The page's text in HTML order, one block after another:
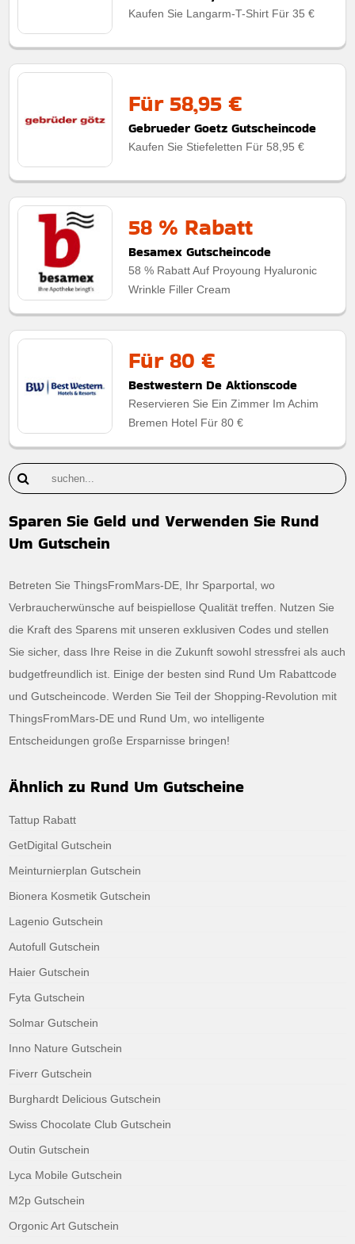
Kaufen Sie Langarm-T-Shirt Für 35 €
Für 58,95 €
Gebrueder Goetz Gutscheincode
Kaufen Sie Stiefeletten Für 58,95 €
58 % Rabatt
Besamex Gutscheincode
58 % Rabatt Auf Proyoung Hyaluronic
Wrinkle Filler Cream
Für 80 €
Bestwestern De Aktionscode
Reservieren Sie Ein Zimmer Im Achim
Bremen Hotel Für 80 €
Sparen Sie Geld und Verwenden Sie Rund
Um Gutschein
Betreten Sie ThingsFromMars-DE, Ihr Sparportal, wo
Verbraucherwünsche auf beispiellose Qualität treffen. Nutzen Sie
die Kraft des Sparens mit unseren exklusiven Codes und stellen
Sie sicher, dass Ihre Reise in die Zukunft sowohl stressfrei als auch
budgetfreundlich ist. Einige der besten sind Rund Um Rabattcode
und Gutscheincode. Werden Sie Teil der Shopping-Revolution mit
ThingsFromMars-DE und Rund Um, wo intelligente
Entscheidungen große Ersparnisse bringen!
Ähnlich zu Rund Um Gutscheine
Tattup Rabatt
GetDigital Gutschein
Meinturnierplan Gutschein
Bionera Kosmetik Gutschein
Lagenio Gutschein
Autofull Gutschein
Haier Gutschein
Fyta Gutschein
Solmar Gutschein
Inno Nature Gutschein
Fiverr Gutschein
Burghardt Delicious Gutschein
Swiss Chocolate Club Gutschein
Outin Gutschein
Lyca Mobile Gutschein
M2p Gutschein
Orgonic Art Gutschein